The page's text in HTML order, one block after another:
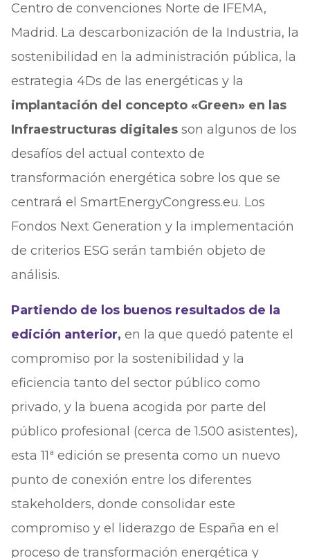
Centro de convenciones Norte de IFEMA,
Madrid. La descarbonización de la Industria, la
sostenibilidad en la administración pública, la
estrategia 4Ds de las energéticas y la
implantación del concepto «Green» en las
Infraestructuras digitalesson algunos de los
desafíos del actual contexto de
transformación energética sobre los que se
centrará el SmartEnergyCongress.eu. Los
Fondos Next Generation y la implementación
de criterios ESG serán también objeto de
análisis.
Partiendo de los buenos resultados de la
edición anterior, en la que quedó patente el
compromiso por la sostenibilidad y la
eficiencia tanto del sector público como
privado, y la buena acogida por parte del
público profesional (cerca de 1.500 asistentes),
esta 11ª edición se presenta como un nuevo
punto de conexión entre los diferentes
stakeholders, donde consolidar este
compromiso y el liderazgo de España en el
proceso de transformación energética y